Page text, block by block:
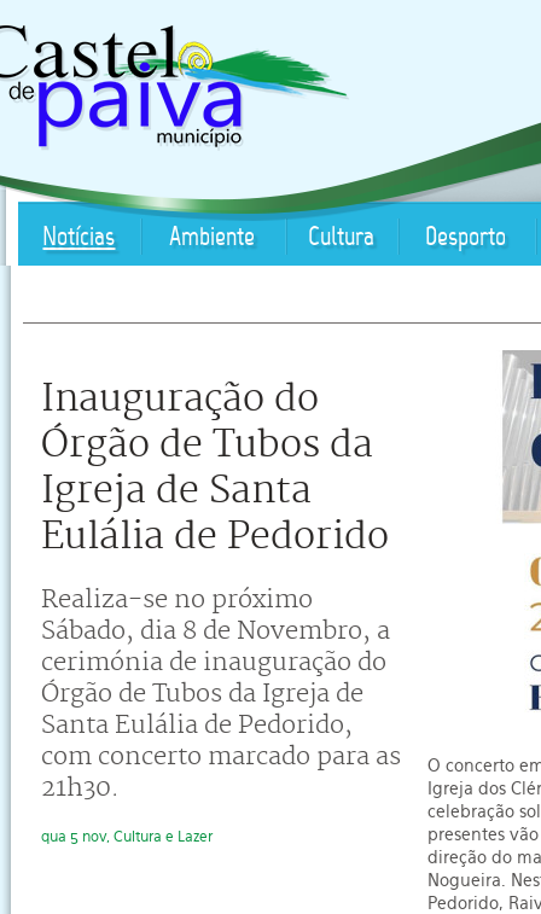
Notícias Ambiente Cultura Desporto
Inauguração do
Órgão de Tubos da
Igreja de Santa
Eulália de Pedorido
Realiza-se no próximo
Sábado, dia 8 de Novembro, a
cerimónia de inauguração do
Órgão de Tubos da Igreja de
Santa Eulália de Pedorido,
com concerto marcado para as
21h30.
qua 5 nov, Cultura e Lazer
O concerto
Igreja dos
celebração
presentes
direção do
Nogueira.
Pedorido,